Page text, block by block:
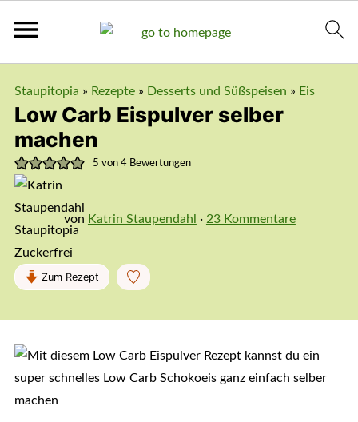
Staupitopia » Rezepte» Desserts und Süßspeisen » Eis
Low Carb Eispulver selber
machen
5 von 4Bewertungen
von Katrin Staupendahl · 23 Kommentare
Zum Rezept